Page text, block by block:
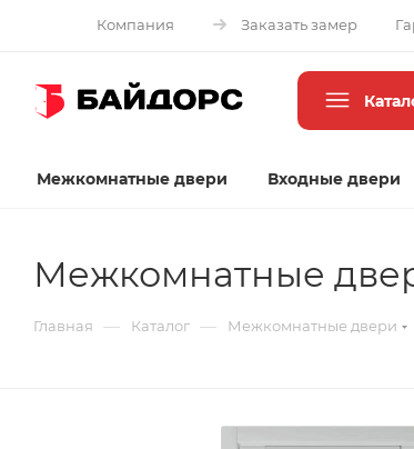
Компания Заказать замер
Межкомнатные двери Входные двери
Межкомнатные
Главная — Каталог — Межкомнатные двери